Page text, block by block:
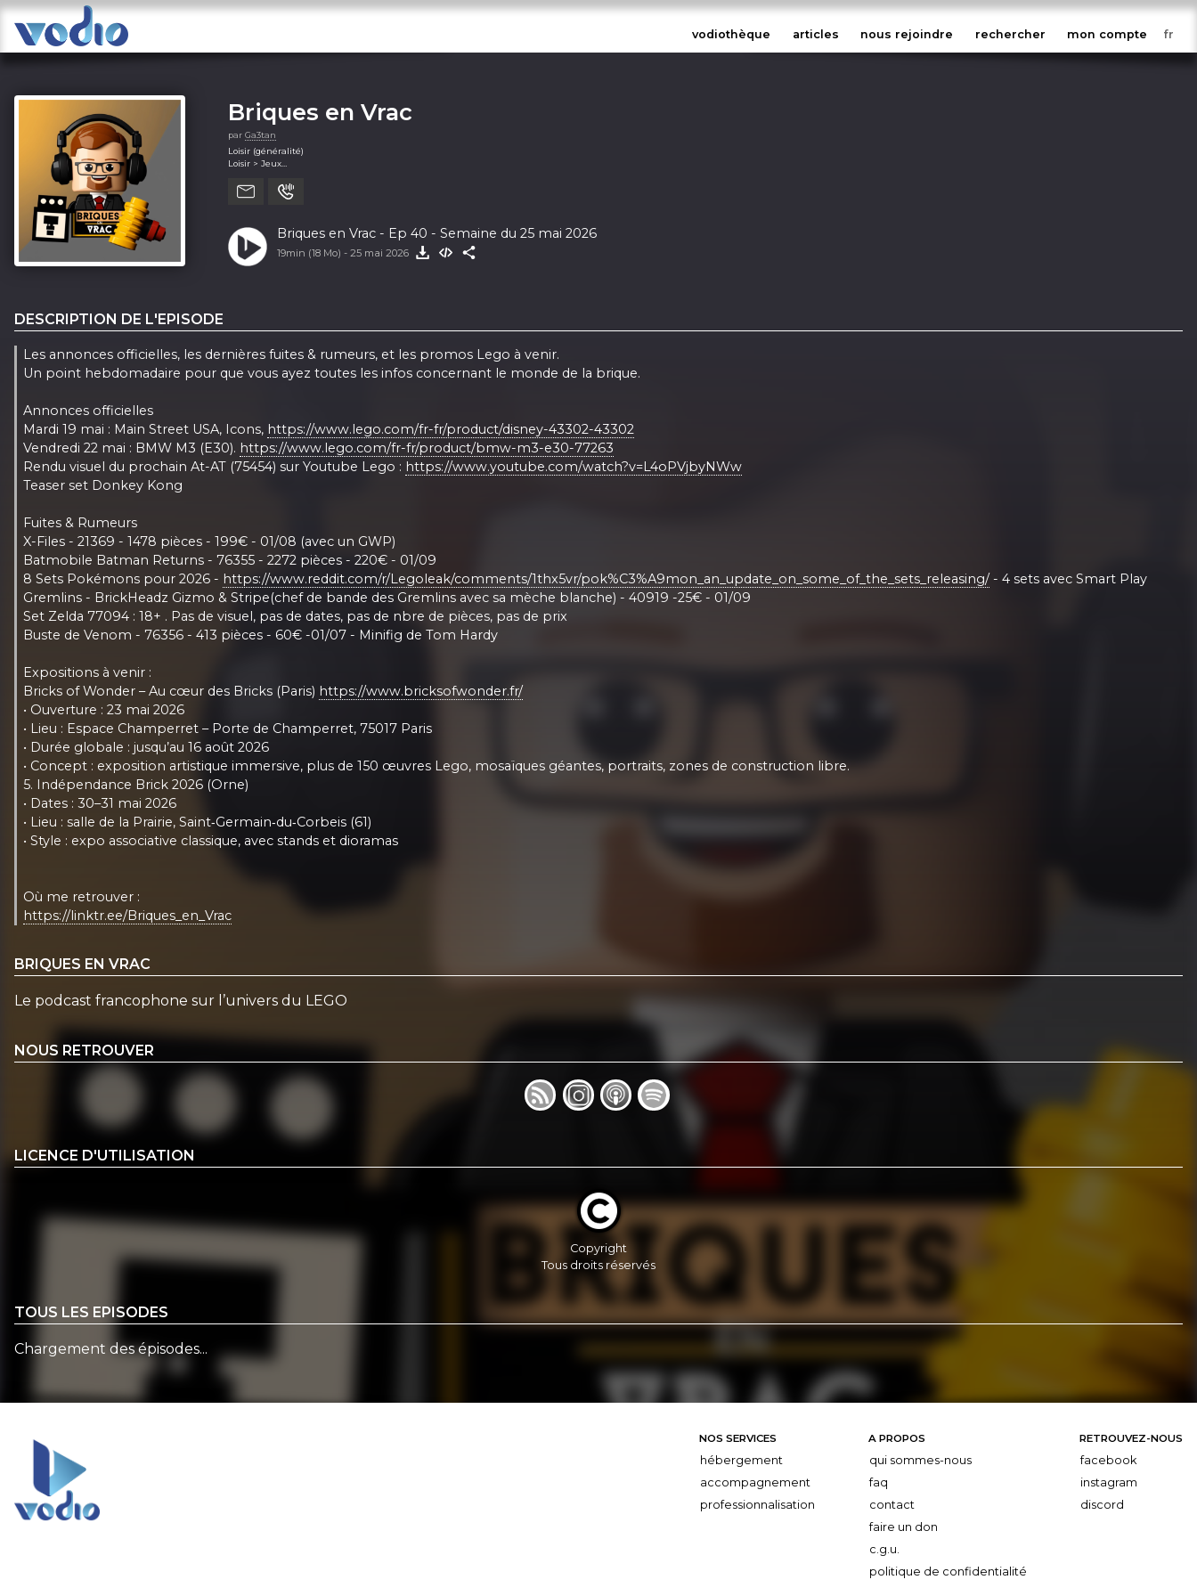
vodiothèque articles nous rejoindre rechercher mon compte
Briques en Vrac
par Ga3tan
Loisir (généralité)
Loisir > Jeux
Briques en Vrac - Ep 40 - Semaine du 25 mai 2026
19min (18 Mo) - 25 mai 2026
DESCRIPTION DE L'EPISODE
Les annonces officielles, les dernières fuites & rumeurs, et les promos Lego à venir.
Un point hebdomadaire pour que vous ayez toutes les infos concernant le monde de la brique.
Annonces officielles
Mardi 19 mai : Main Street USA, Icons, https://www.lego.com/fr-fr/product/disney-43302-43302
Vendredi 22 mai : BMW M3 (E30). https://www.lego.com/fr-fr/product/bmw-m3-e30-77263
Rendu visuel du prochain At-AT (75454) sur Youtube Lego : https://www.youtube.com/watch?v=L4oPVjbyNWw
Teaser set Donkey Kong
Fuites & Rumeurs
X-Files - 21369 - 1478 pièces - 199€ - 01/08 (avec un GWP)
Batmobile Batman Returns - 76355 - 2272 pièces - 220€ - 01/09
8 Sets Pokémons pour 2026 - https://www.reddit.com/r/Legoleak/comments/1thx5vr/pok%C3%A9mon_an_update_on_some_of_the_sets_releasing/- 4 sets avec Smart Play
Gremlins - BrickHeadz Gizmo & Stripe(chef de bande des Gremlins avec sa mèche blanche) - 40919 -25€ - 01/09
Set Zelda 77094 : 18+ . Pas de visuel, pas de dates, pas de nbre de pièces, pas de prix
Buste de Venom - 76356 - 413 pièces - 60€ -01/07 - Minifig de Tom Hardy
Expositions à venir :
Bricks of Wonder – Au cœur des Bricks (Paris) https://www.bricksofwonder.fr/
• Ouverture : 23 mai 2026
• Lieu : Espace Champerret – Porte de Champerret, 75017 Paris
• Durée globale : jusqu’au 16 août 2026
• Concept : exposition artistique immersive, plus de 150 œuvres Lego, mosaïques géantes, portraits, zones de construction libre.
5. Indépendance Brick 2026 (Orne)
• Dates : 30–31 mai 2026
• Lieu : salle de la Prairie, Saint‑Germain‑du‑Corbeis (61)
• Style : expo associative classique, avec stands et dioramas
Où me retrouver :
https://linktr.ee/Briques_en_Vrac
BRIQUES EN VRAC
Le podcast francophone sur l’univers du LEGO
NOUS RETROUVER
LICENCE D'UTILISATION
Copyright
Tous droits réservés
TOUS LES EPISODES
Chargement des épisodes...
NOS SERVICES
hébergement
accompagnement
professionnalisation
A PROPOS
qui sommes-nous
faq
contact
faire un don
c.g.u.
politique de confidentialité
RETROUVEZ-NOUS
facebook
instagram
discord